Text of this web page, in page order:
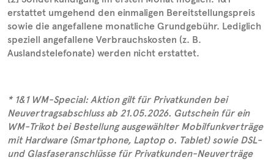
erstattet umgehend den einmaligen Bereitstellungspreis
sowie die angefallene monatliche Grundgebühr. Lediglich
speziell angefallene Verbrauchskosten (z. B.
Auslandstelefonate) werden nicht erstattet.
* 1&1 WM-Special: Aktion gilt für Privatkunden bei
Neuvertragsabschluss ab 21.05.2026. Gutschein für ein
WM-Trikot bei Bestellung ausgewählter Mobilfunkverträge
mit Hardware (Smartphone, Laptop o. Tablet) sowie DSL-
und Glasfaseranschlüsse für Privatkunden-Neuverträge